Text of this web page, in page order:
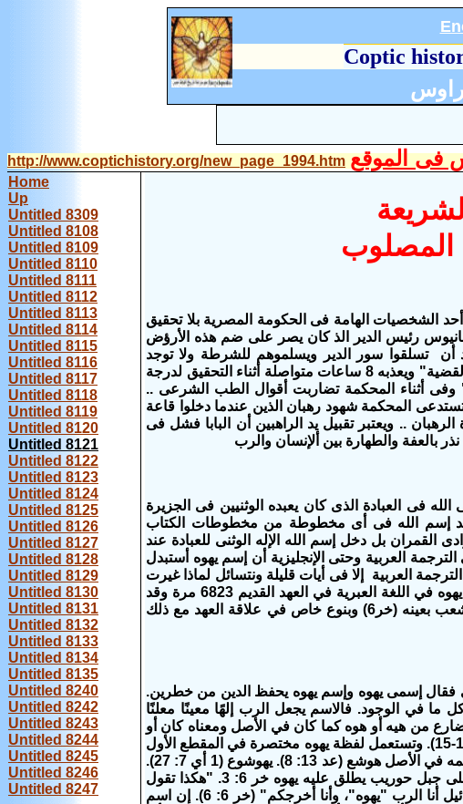
Coptic
فى الموقع http://www.coptichistory.org/new_page_1994.htm
Home
Up
Untitled 8309
Untitled 8108
Untitled 8109
Untitled 8110
Untitled 8111
Untitled 8112
Untitled 8113
Untitled 8114
Untitled 8115
Untitled 8116
Untitled 8117
Untitled 8118
Untitled 8119
Untitled 8120
Untitled 8121
Untitled 8122
Untitled 8123
Untitled 8124
Untitled 8125
Untitled 8126
Untitled 8127
Untitled 8128
Untitled 8129
Untitled 8130
Untitled 8131
Untitled 8132
Untitled 8133
Untitled 8134
Untitled 8135
Untitled 8240
Untitled 8242
Untitled 8243
Untitled 8244
Untitled 8245
Untitled 8246
Untitled 8247
المصلوب
أحد الشخصيات الهامة فى الحكومة المصرية بلا تحقيق
رئيس الدير الذ كان يصر على ضم هذه الأرؤض
تسلقوا سور الدير ويسلموهم للشرطة ولا توجد
إتهامات لهم ضابط فى التحقيقات يقول للراهب المتهم وائل "هالبس أمك القضية" ويعذبه 8 ساعات متواصلة أثناء التحقيق لدرجة
أثناء المحكمة تضاربت أقوال الطب الشرعى ..
المحكمة شهود رهبان الذين عندما دخلوا قاعة
الرهبان .. ويعتبر تقبيل يد الراهبين أن البابا فشل فى
بالعفة والطهارة بين ألإنسان والرب
الله فى العبادة الذى كان يعبده الوثنيين فى الجزيرة
إسم الله فى أى مخطوطة من مخطوطات الكتاب
وادى القمران بل دخل إسم الله الإله الوثنى للعبادة عند
العربية وحتى الإنجليزية أن إسم يهوه أستبدل
العربية إلا فى أيات قليلة ونتسائل لماذا غيرت
الترجمة البيروتية إسم يهوه و وبدلته بإسم الرب بالرغم من وأنه ورد اسم يهوه في اللغة العبرية في العهد القديم 6823 مرة وقد
استعمل اسمًا لله للدلالة على معاملة الله للبشر (تك ص 2). أو معاملته لشعب بعينه (خر6) وبنوع خاص في علاقة العهد مع ذلك
الذى قاله الرب لموسى فقال إسمى يهوه وإسم يهوه يحفظ الدين من خطرين.
ما في الوجود. فالاسم يجعل الرب إلهًا معينًا معلنًا
من هيه أو هوه كما كان في الأصل ومعناه كان أو
حدث أو وجد وبعبارة أخرى هو الذي كان، والذي أعلن ذاته وصفاته (حر 3: 13-15). وتستعمل لفظة يهوه مختصرة في المقطع الأول
من أسماء العلم عند اليهود مثل يشوع اسم عبري معناه "يهوه خلاص". واسمه في الأصل هوشع (عد 13: 8). يهوشوع (1 أي 7: 27).
. وكذلك في المقطع كأشعياء وحزقيا وغيرهما. ومنذ عهد الله مع موسى على جبل حوريب يطلق عليه يهوه خر 6: 3. "هكذا تقول
لبني إسرائيل يهوه إله آبائكم... أرسلني إليكم". (خر 3: 15). "قل لبني إسرائيل أنا الرب "يهوه"، وأنا أخرجكم" (خر 6: 6). إن اسم